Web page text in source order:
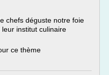
chefs déguste notre foie
institut culinaire
ce thème